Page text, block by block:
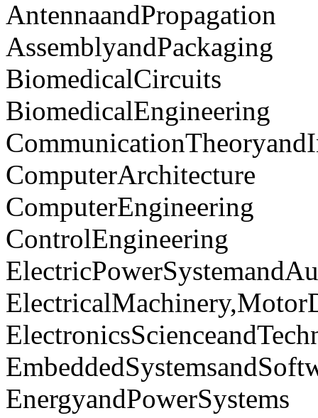
AntennaandPropagation
AssemblyandPackaging
BiomedicalCircuits
BiomedicalEngineering
ComputerArchitecture
ComputerEngineering
ControlEngineering
EnergyandPowerSystems